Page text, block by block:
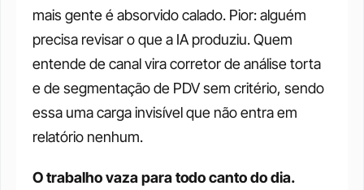
mais gente é absorvido calado. Pior: alguém
precisa revisar o que a IA produziu. Quem
entende de canal vira corretor de análise torta
e de segmentação de PDV sem critério, sendo
essa uma carga invisível que não entra em
relatório nenhum.
O trabalho vaza para todo canto do dia.